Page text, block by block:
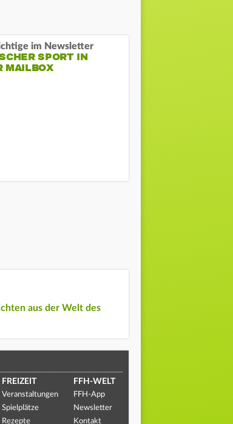
im Newsletter
SPORT IN
MAILBOX
aus der Welt des
FREIZEIT
Veranstaltungen
Spielplätze
Rezepte
FFH-WELT
FFH-App
Newsletter
Kontakt